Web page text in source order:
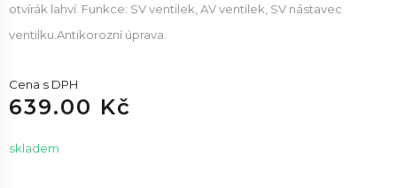
otvírák lahví. Funkce: SV ventilek, AV ventilek, SV nástavec
ventilku.Antikorozní úprava.
Cena s DPH
639.00 Kč
skladem